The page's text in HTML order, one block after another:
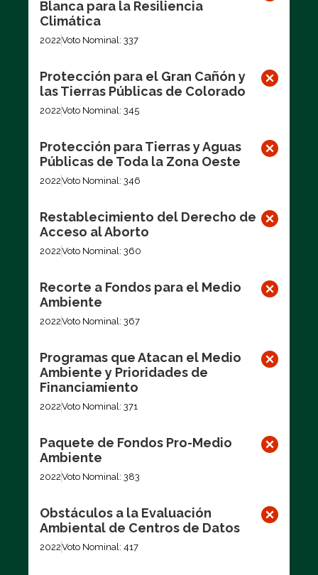
Blanca para la Resiliencia
Climática
2022Voto Nominal: 337
Protección para el Gran Cañón y
las Tierras Públicas de Colorado
2022Voto Nominal: 345
Protección para Tierras y Aguas
Públicas de Toda la Zona Oeste
2022Voto Nominal: 346
Restablecimiento del Derecho de
Acceso al Aborto
2022Voto Nominal: 360
Recorte a Fondos para el Medio
Ambiente
2022Voto Nominal: 367
Programas que Atacan el Medio
Ambiente y Prioridades de
Financiamiento
2022Voto Nominal: 371
Paquete de Fondos Pro-Medio
Ambiente
2022Voto Nominal: 383
Obstáculos a la Evaluación
Ambiental de Centros de Datos
2022Voto Nominal: 417